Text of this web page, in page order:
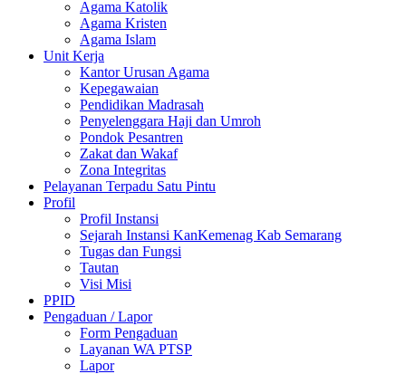
Agama Katolik
Agama Kristen
Agama Islam
Unit Kerja
Kantor Urusan Agama
Kepegawaian
Pendidikan Madrasah
Penyelenggara Haji dan Umroh
Pondok Pesantren
Zakat dan Wakaf
Zona Integritas
Pelayanan Terpadu Satu Pintu
Profil
Profil Instansi
Sejarah Instansi KanKemenag Kab Semarang
Tugas dan Fungsi
Tautan
Visi Misi
PPID
Pengaduan / Lapor
Form Pengaduan
Layanan WA PTSP
Lapor